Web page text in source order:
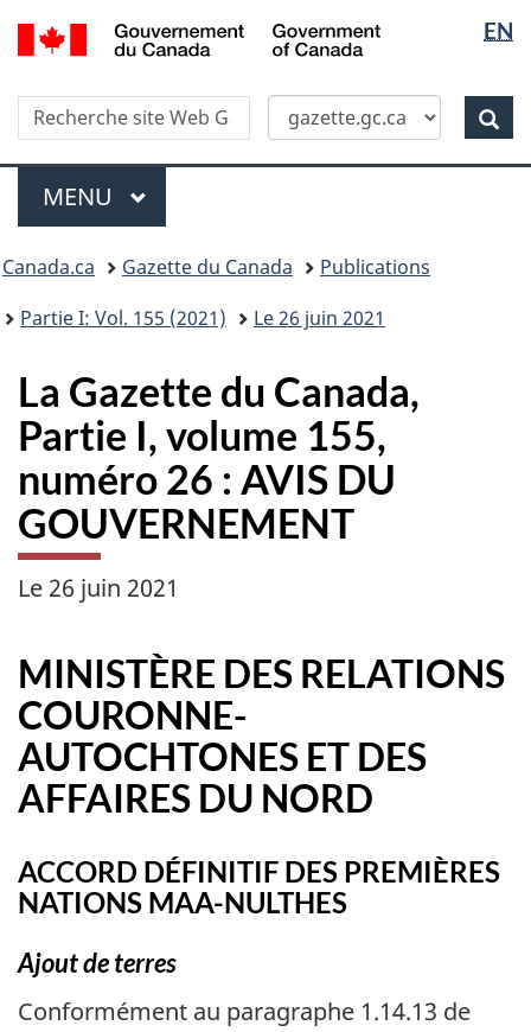
Skip
to
content
Passer
à
version
HTML
simplifiée
la
langue
EN
Canada
Recherche
Recherche
dans
site
Web
Menu
MENU PRINCIPAL
�tes
ici
Canada.ca Gazette du Canada
Publications
Partie I: Vol. 155 (2021)
Le 26 juin 2021
La Gazette du Canada,
Partie I, volume 155,
numéro 26 : AVIS DU
GOUVERNEMENT
Le 26 juin 2021
MINISTÈRE DES RELATIONS
COURONNE-
AUTOCHTONES ET DES
AFFAIRES DU NORD
ACCORD DÉFINITIF DES PREMIÈRES
NATIONS MAA-NULTHES
Ajout de terres
Conformément au paragraphe 1.14.13 de